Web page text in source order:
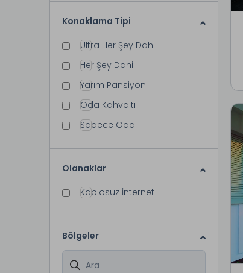
Konaklama Tipi
Ultra Her Şey Dahil
Her Şey Dahil
Yarım Pansiyon
Oda Kahvaltı
Sadece Oda
Olanaklar
Kablosuz İnternet
Bölgeler